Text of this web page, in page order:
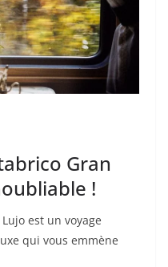
Gran
!
est un voyage
qui vous emmène